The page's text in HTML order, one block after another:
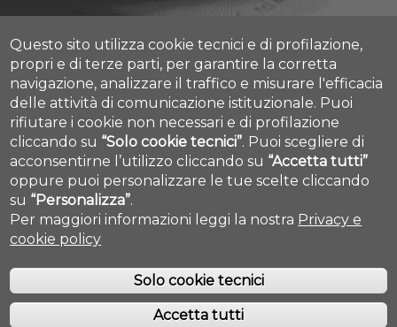
Mappa Campus Chieti
Mappa Campus Pescara
Amministrazione Trasparente
Privacy
Contatti
Cookie settings
Questo sito utilizza cookie tecnici e di profilazione,
propri e di terze parti, per garantire la corretta
navigazione, analizzare il traffico e misurare l'efficacia
delle attività di comunicazione istituzionale. Puoi
rifiutare i cookie non necessari e di profilazione
cliccando su “Solo cookie tecnici”. Puoi scegliere di
acconsentirne l’utilizzo cliccando su “Accetta tutti”
oppure puoi personalizzare le tue scelte cliccando
su “Personalizza”.
Per maggiori informazioni leggi la nostra Privacy e
cookie policy
Solo cookie tecnici
Accetta tutti